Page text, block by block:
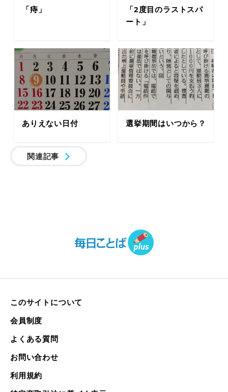
「痔」
「2度目のラストスパ
ート」
ありえない日付 選挙期間はいつから？
関連記事
このサイトについて
会員制度
よくある質問
お問い合わせ
利用規約